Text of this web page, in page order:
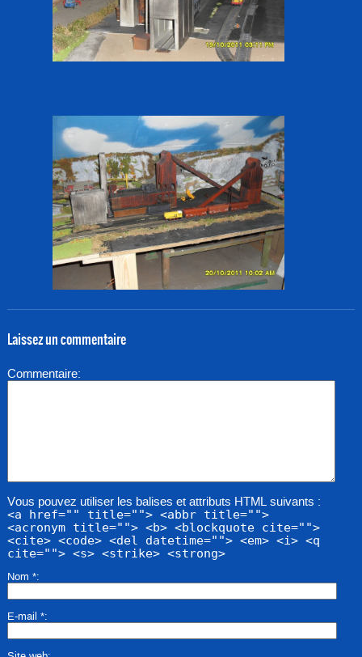
Laissez un commentaire
Commentaire
Vous pouvez utiliser les balises et attributs HTML suivants :
<a href="" title=""> <abbr title="">
<acronym title=""> <b> <blockquote cite="">
<cite> <code> <del datetime=""> <em> <i> <q
cite=""> <s> <strike> <strong>
Nom *
E-mail *